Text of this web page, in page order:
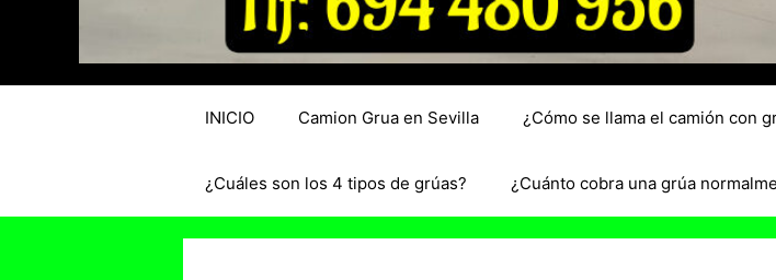
INICIO Camion Grua en Sevilla ¿Cómo se llama el camión con
¿Cuáles son los 4 tipos de grúas? ¿Cuánto cobra una grúa